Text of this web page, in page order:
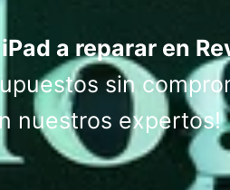
a reparar en
sin
nuestros expertos!